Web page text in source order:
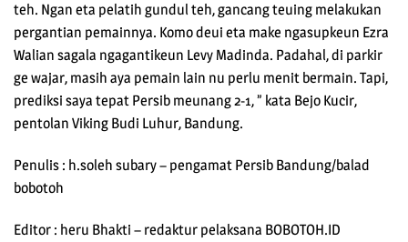
teh. Ngan eta pelatih gundul teh, gancang teuing melakukan
pergantian pemainnya. Komo deui eta make ngasupkeun Ezra
Walian sagala ngagantikeun Levy Madinda. Padahal, di parkir
ge wajar, masih aya pemain lain nu perlu menit bermain. Tapi,
prediksi saya tepat Persib meunang 2-1, ” kata Bejo Kucir,
pentolan Viking Budi Luhur, Bandung.
Penulis : h.soleh subary – pengamat Persib Bandung/balad
bobotoh
Editor : heru Bhakti – redaktur pelaksana BOBOTOH.ID